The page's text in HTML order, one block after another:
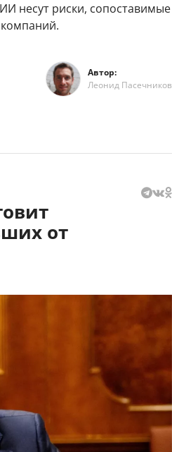
несут риски, сопоставимые
Автор:
Леонид Пасечников
от